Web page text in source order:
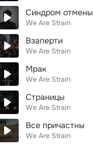
Синдром отмены
We Are Strain
Взаперти
We Are Strain
Мрак
We Are Strain
Страницы
We Are Strain
Все причастны
We Are Strain